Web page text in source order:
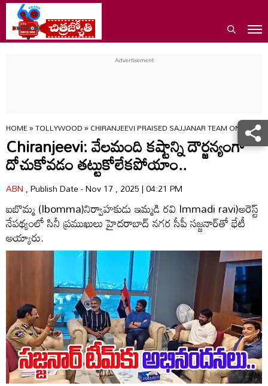
HOME»TOLLYWOOD»CHIRANJEEVI PRAISED SAJJANAR TEAM ON
Chiranjeevi: వేలమంది కష్టాన్ని దౌర్జన్యంగా
దోచుకోవడం తట్టుకోలేకపోయాం..
ABN, Publish Date - Nov 17 , 2025 | 04:21 PM
ఐబొమ్మ (Ibomma)నిర్వాహకుడు ఇమ్మడి రవి Immadi ravi)అరెస్ట్‌
నేపథ్యంలో సినీ ప్రముఖులు హైదరాబాద్‌ నగర సీపీ సజ్జనార్‌తో భేటీ
అయ్యారు.